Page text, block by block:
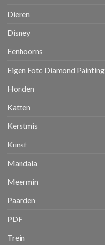
Dieren
Disney
Eenhoorns
Eigen Foto Diamond Painting
Honden
Katten
Kerstmis
Kunst
Mandala
Meermin
Paarden
PDF
Trein